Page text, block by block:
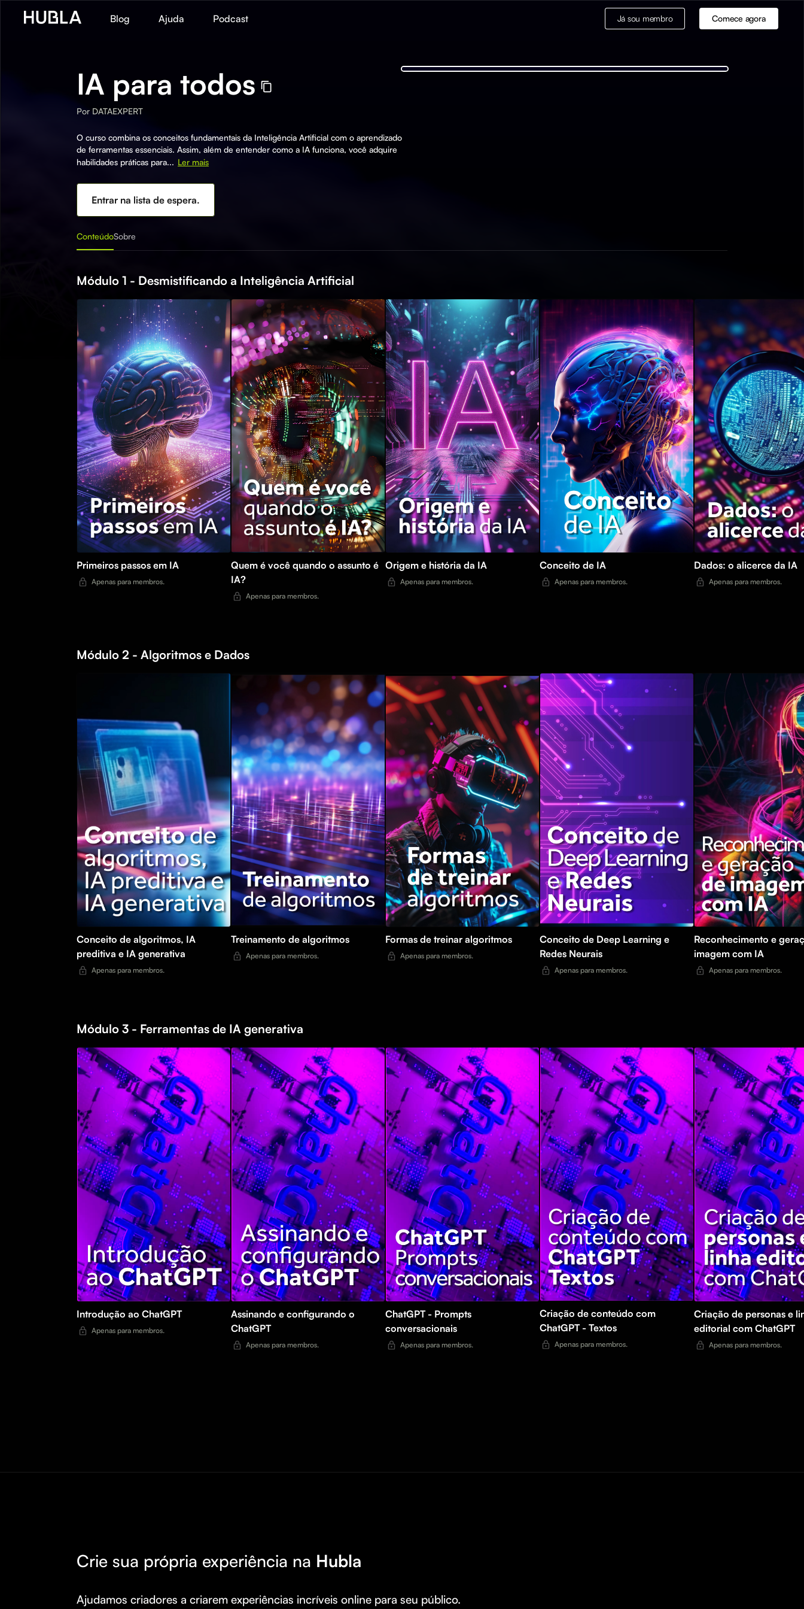
Blog Ajuda Podcast Já sou membro Comece agora
IA para todos
Por DATAEXPERT
O curso combina os conceitos fundamentais da Inteligência Artificial com o aprendizado
de ferramentas essenciais. Assim, além de entender como a IA funciona, você adquire
habilidades práticas para... Ler mais
Entrar na lista de espera.
ConteúdoSobre
Módulo 1 - Desmistificando a Inteligência Artificial
Primeiros passos em IA
Apenas para membros.
Quem é você quando o assunto é
IA?
Apenas para membros.
Origem e história da IA
Apenas para membros.
Conceito de IA
Apenas para membros.
Dados: o alicerce da IA
Apenas para membros.
Módulo 2 - Algoritmos e Dados
Conceito de algoritmos, IA
preditiva e IA generativa
Apenas para membros.
Treinamento de algoritmos
Apenas para membros.
Formas de treinar algoritmos
Apenas para membros.
Conceito de Deep Learning e
Redes Neurais
Apenas para membros.
Reconhecimento e
imagem com IA
Apenas para membros.
Módulo 3 - Ferramentas de IA generativa
Introdução ao ChatGPT
Apenas para membros.
Assinando e configurando o
ChatGPT
Apenas para membros.
ChatGPT - Prompts
conversacionais
Apenas para membros.
Criação de conteúdo com
ChatGPT - Textos
Apenas para membros.
Criação de personas e
editorial com ChatGPT
Apenas para membros.
Crie sua própria experiência na Hubla
Ajudamos criadores a criarem experiências incríveis online para seu público.